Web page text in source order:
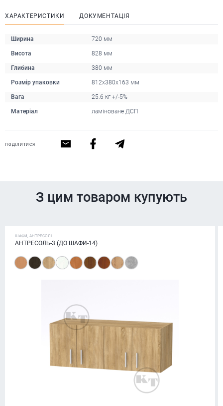
ХАРАКТЕРИСТИКИ ДОКУМЕНТАЦІЯ
Ширина 720 мм
Висота 828 мм
Глибина 380 мм
Розмір упаковки 812x380x163 мм
Вага 25.6 кг +/-5%
Матеріал ламіноване ДСП
ПОДІЛИТИСЯ
З цим товаром купують
ШАФИ, АНТРЕСОЛІ
АНТРЕСОЛЬ-3 (ДО ШАФИ-14)